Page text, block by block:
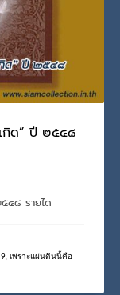
กิด” ปี ๒๕๔๘
๔๘ รายได
, เพราะแผ่นดินนี้คือ